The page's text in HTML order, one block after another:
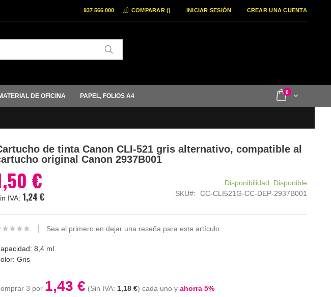
COMPARAR () INICIAR SESIÓN CREAR UNA CUENTA
937 566 000
Cart
0items
DE OFICINA PAPEL, FOLIOS A4
de tinta Canon CLI-521 gris alternativo, compatible al
original Canon 2937B001
€
1,24 €
Disponibilidad: Disponible
SKU
CC-CLI521G-CC-DEP-2937B001
Sea el primero en dejar una reseña para este artículo
8,4 ml
Gris
3 por 1,43 € 1,18 € cada uno y ahorra 5%